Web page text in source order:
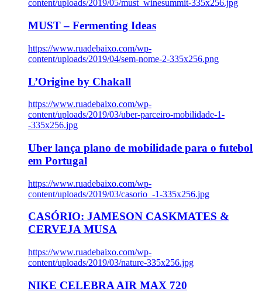
content/uploads/2019/05/must_winesummit-335x256.jpg
MUST – Fermenting Ideas
https://www.ruadebaixo.com/wp-
content/uploads/2019/04/sem-nome-2-335x256.png
L’Origine by Chakall
https://www.ruadebaixo.com/wp-
content/uploads/2019/03/uber-parceiro-mobilidade-1-
-335x256.jpg
Uber lança plano de mobilidade para o futebol
em Portugal
https://www.ruadebaixo.com/wp-
content/uploads/2019/03/casorio_-1-335x256.jpg
CASÓRIO: JAMESON CASKMATES &
CERVEJA MUSA
https://www.ruadebaixo.com/wp-
content/uploads/2019/03/nature-335x256.jpg
NIKE CELEBRA AIR MAX 720